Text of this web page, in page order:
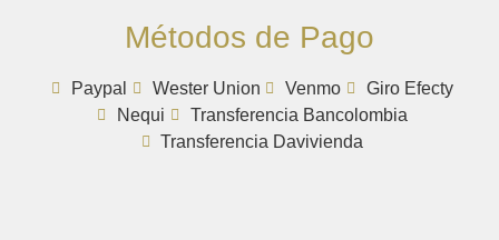
Métodos de Pago
Paypal Wester Union Venmo
Giro Efecty
Nequi
Transferencia Bancolombia
Transferencia Davivienda